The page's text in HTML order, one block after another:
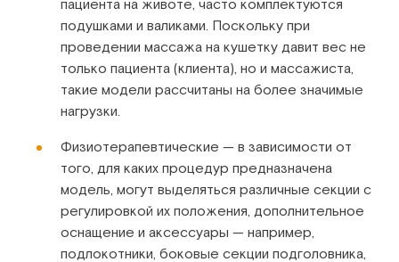
пациента на животе, часто комплектуются
подушками и валиками. Поскольку при
проведении массажа на кушетку давит вес не
только пациента (клиента), но и массажиста,
такие модели рассчитаны на более значимые
нагрузки.
Физиотерапевтические — в зависимости от
того, для каких процедур предназначена
модель, могут выделяться различные секции с
регулировкой их положения, дополнительное
оснащение и аксессуары — например,
подлокотники, боковые секции подголовника,